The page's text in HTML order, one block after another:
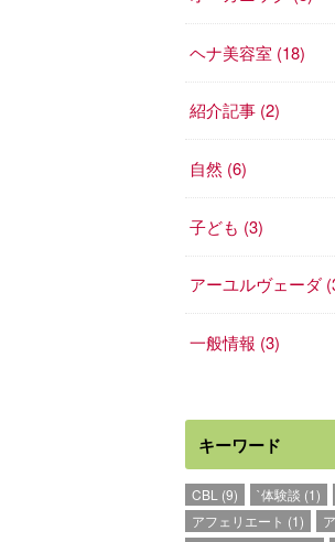
ヘナ美容室 (18)
紹介記事 (2)
自然 (6)
子ども (3)
アーユルヴェーダ
一般情報 (3)
キーワード
CBL (9) `体験談 (1)
アフェリエート (1)